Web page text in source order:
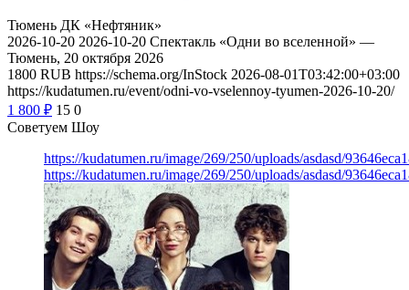
Тюмень ДК «Нефтяник»
2026-10-20 2026-10-20 Спектакль «Одни во вселенной» —
Тюмень, 20 октября 2026
1800 RUB https://schema.org/InStock 2026-08-01T03:42:00+03:00
https://kudatumen.ru/event/odni-vo-vselennoy-tyumen-2026-10-20/
1 800 ₽ 15 0
Советуем Шоу
https://kudatumen.ru/image/269/250/uploads/asdasd/
https://kudatumen.ru/image/269/250/uploads/asdasd/